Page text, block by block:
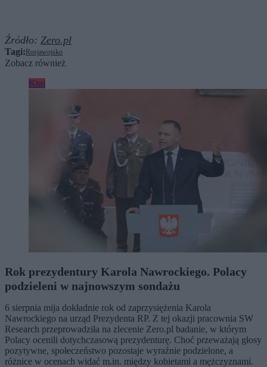
Źródło: Zero.pl
Tagi: Rosjawojsko
Zobacz również
Kraj
Rok prezydentury Karola Nawrockiego. Polacy
podzieleni w najnowszym sondażu
6 sierpnia mija dokładnie rok od zaprzysiężenia Karola
Nawrockiego na urząd Prezydenta RP. Z tej okazji pracownia SW
Research przeprowadziła na zlecenie Zero.pl badanie, w którym
Polacy ocenili dotychczasową prezydenturę. Choć przeważają głosy
pozytywne, społeczeństwo pozostaje wyraźnie podzielone, a
różnice w ocenach widać m.in. między kobietami a mężczyznami.